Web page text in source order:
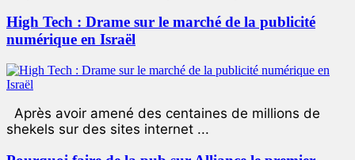
High Tech : Drame sur le marché de la publicité
numérique en Israël
Après avoir amené des centaines de millions de
shekels sur des sites internet ...